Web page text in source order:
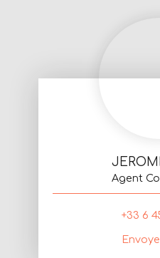
Agent
+33 6